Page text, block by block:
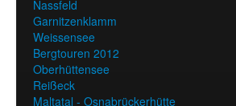
Nassfeld
Garnitzenklamm
Weissensee
Bergtouren 2012
Oberhüttensee
Reißeck
Maltatal - Osnabrückerhütte